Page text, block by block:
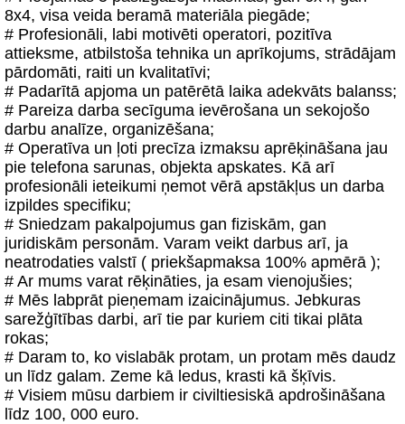
8x4, visa veida beramā materiāla piegāde;
# Profesionāli, labi motivēti operatori, pozitīva
attieksme, atbilstoša tehnika un aprīkojums, strādājam
pārdomāti, raiti un kvalitatīvi;
# Padarītā apjoma un patērētā laika adekvāts balanss;
# Pareiza darba secīguma ievērošana un sekojošo
darbu analīze, organizēšana;
# Operatīva un ļoti precīza izmaksu aprēķināšana jau
pie telefona sarunas, objekta apskates. Kā arī
profesionāli ieteikumi ņemot vērā apstākļus un darba
izpildes specifiku;
# Sniedzam pakalpojumus gan fiziskām, gan
juridiskām personām. Varam veikt darbus arī, ja
neatrodaties valstī ( priekšapmaksa 100% apmērā );
# Ar mums varat rēķināties, ja esam vienojušies;
# Mēs labprāt pieņemam izaicinājumus. Jebkuras
sarežģītības darbi, arī tie par kuriem citi tikai plāta
rokas;
# Daram to, ko vislabāk protam, un protam mēs daudz
un līdz galam. Zeme kā ledus, krasti kā šķīvis.
# Visiem mūsu darbiem ir civiltiesiskā apdrošināšana
līdz 100, 000 euro.